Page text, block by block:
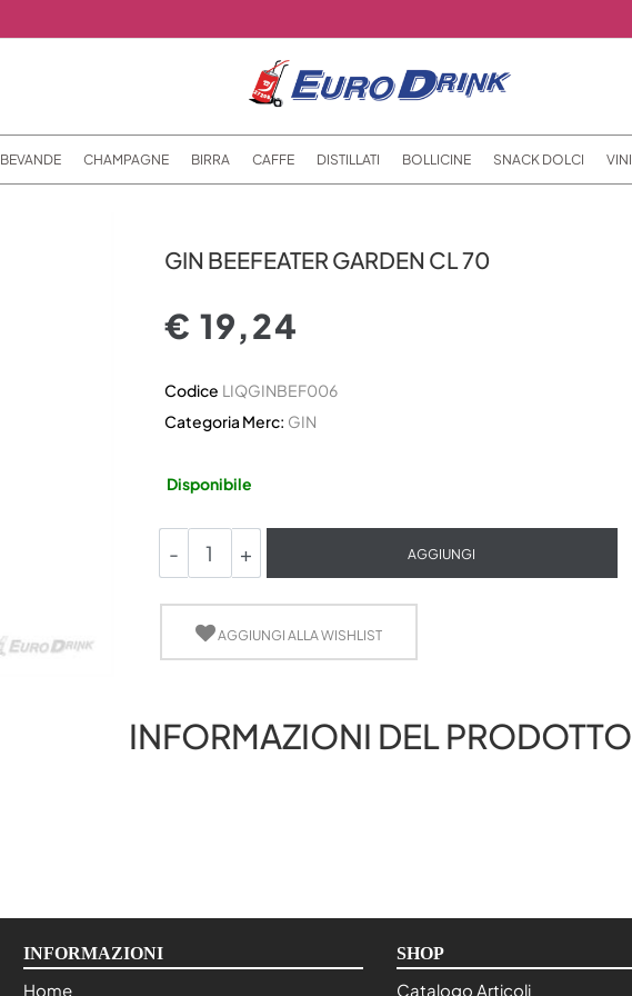
BEVANDE CHAMPAGNE BIRRA CAFFE DISTILLATI BOLLICINE SNACK DOLCI VINI
GIN BEEFEATER GARDEN CL 70
€ 19,24
Codice LIQGINBEF006
Categoria Merc: GIN
Disponibile
AGGIUNGI
AGGIUNGI ALLA WISHLIST
INFORMAZIONI DEL PRODOTTO
INFORMAZIONI
Home
SHOP
Catalogo Articoli